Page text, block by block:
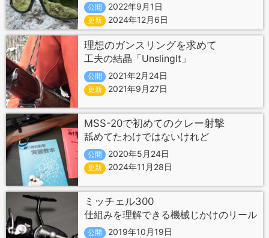
公開 2022年9月1日
更新 2024年12月6日
理想のガンスリングを求めて
工夫の結晶「UnslingIt」
公開 2021年2月24日
更新 2021年9月27日
MSS-20で初めてのクレー射撃
舐めてたわけではないけれど
公開 2020年5月24日
更新 2024年11月28日
ミッチェル300
仕組みを理解できる機械じかけのリール
公開 2019年10月19日